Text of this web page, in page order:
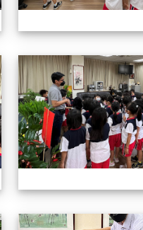
認識校長室活動
認識校長室活動